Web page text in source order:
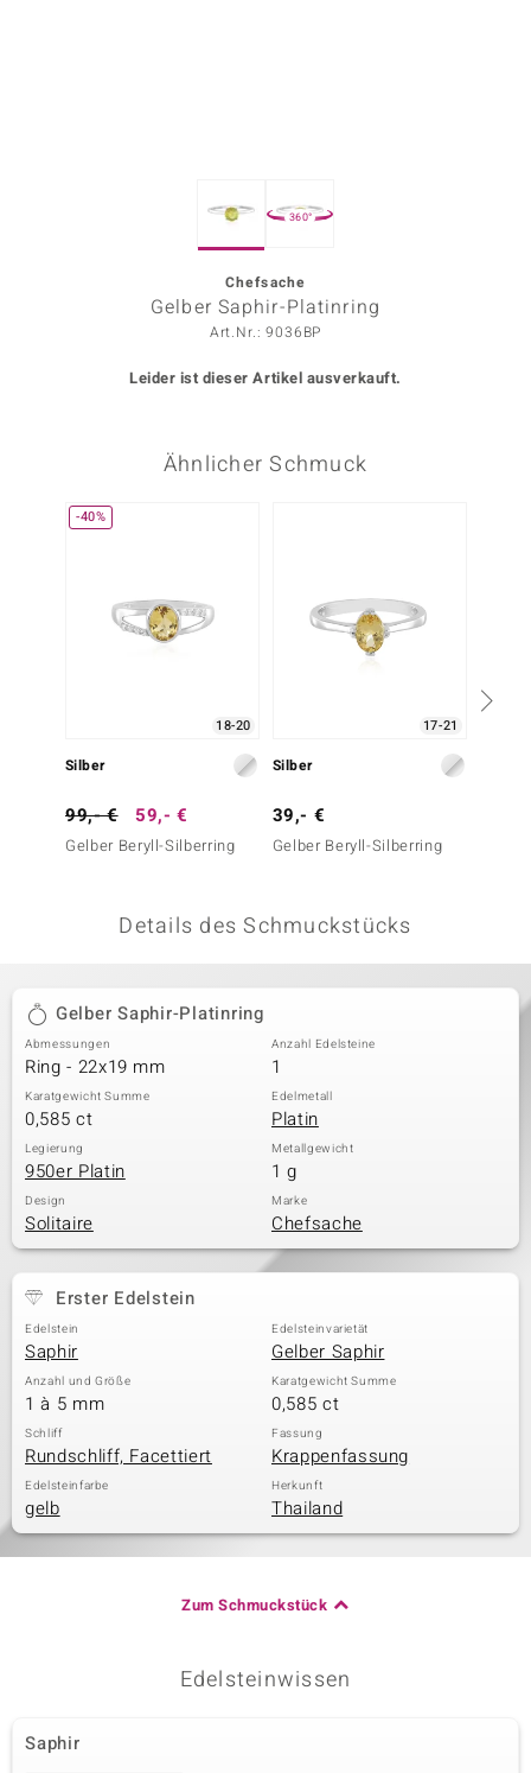
BY DE MELO
Classics
360°
Chefsache
Gelber Saphir-Platinring
Art.Nr.: 9036BP
Leider ist dieser Artikel ausverkauft.
Ähnlicher Schmuck
-40%
18-20
Silber
99,- € 59,- €
Gelber Beryll-Silberring
17-21
Silber
39,- €
Gelber Beryll-Silberring
Details des Schmuckstücks
Gelber Saphir-Platinring
Abmessungen
Ring - 22x19 mm
Anzahl Edelsteine
1
Karatgewicht Summe
0,585 ct
Edelmetall
Platin
Legierung
950er Platin
Metallgewicht
1 g
Design
Solitaire
Marke
Chefsache
Erster Edelstein
Edelstein
Saphir
Edelsteinvarietät
Gelber Saphir
Anzahl und Größe
1 à 5 mm
Karatgewicht Summe
0,585 ct
Schliff
Rundschliff, Facettiert
Fassung
Krappenfassung
Edelsteinfarbe
gelb
Herkunft
Thailand
Zum Schmuckstück
Edelsteinwissen
Saphir